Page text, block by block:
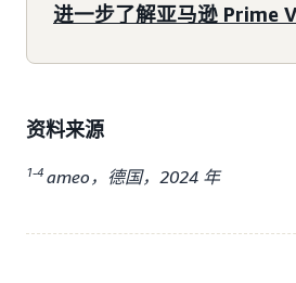
进一步了解亚马逊 Prime
资料来源
1-4 ameo，德国，2024 年